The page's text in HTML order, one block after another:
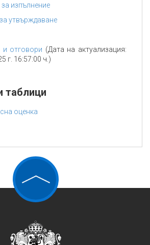
изпълнение
утвърждаване
и отговори (Дата на актуализация:
г. 16:57:00 ч.)
таблици
оценка